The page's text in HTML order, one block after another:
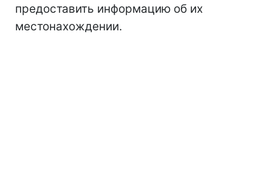
предоставить информацию об их
местонахождении.